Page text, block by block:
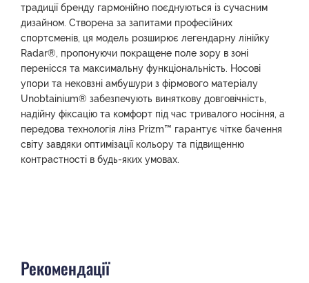
традиції бренду гармонійно поєднуються із сучасним
дизайном. Створена за запитами професійних
спортсменів, ця модель розширює легендарну лінійку
Radar®, пропонуючи покращене поле зору в зоні
перенісся та максимальну функціональність. Носові
упори та нековзні амбушури з фірмового матеріалу
Unobtainium® забезпечують виняткову довговічність,
надійну фіксацію та комфорт під час тривалого носіння, а
передова технологія лінз Prizm™ гарантує чітке бачення
світу завдяки оптимізації кольору та підвищенню
контрастності в будь-яких умовах.
Рекомендації